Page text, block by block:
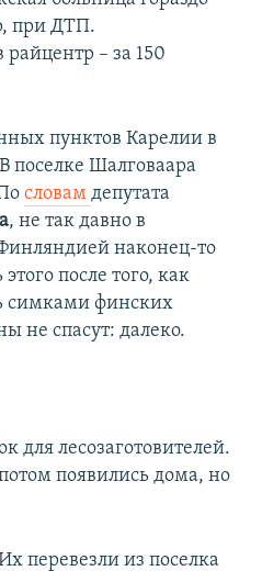
при ДТП.
– за 150
пунктов Карелии в
поселке Шалговаара
словам депутата
, не так давно в
наконец-то
после того, как
симками финских
не спасут: далеко.
для лесозаготовителей.
появились дома, но
перевезли из поселка